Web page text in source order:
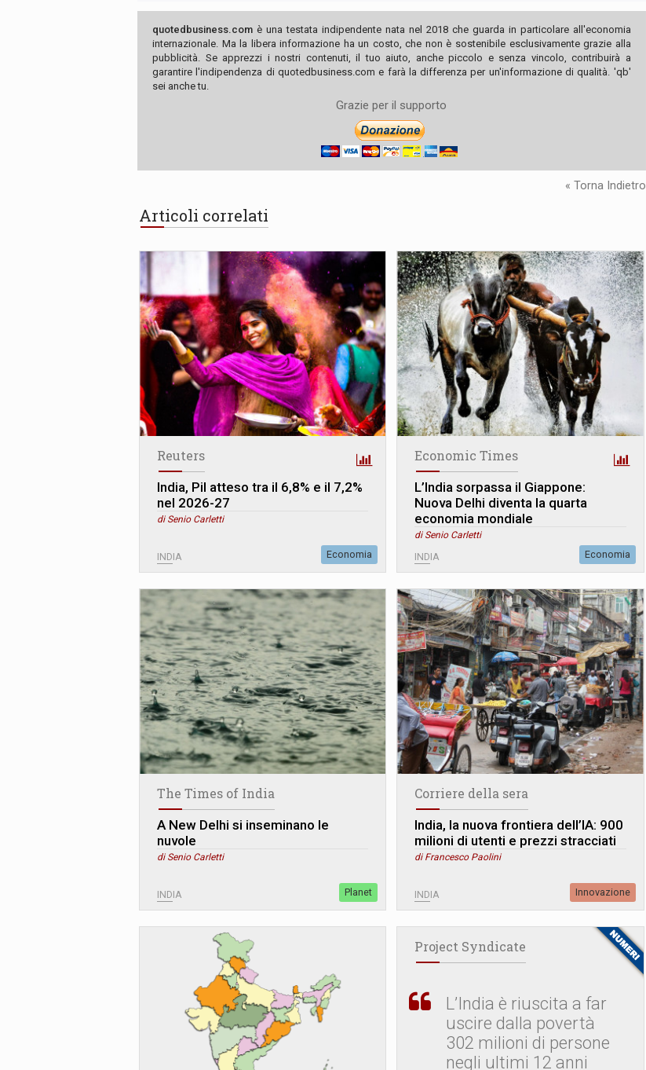
quotedbusiness.com è una testata indipendente nata nel 2018 che guarda in particolare all'economia
internazionale. Ma la libera informazione ha un costo, che non è sostenibile esclusivamente grazie alla
pubblicità. Se apprezzi i nostri contenuti, il tuo aiuto, anche piccolo e senza vincolo, contribuirà a
garantire l'indipendenza di quotedbusiness.com e farà la differenza per un'informazione di qualità. 'qb'
sei anche tu.
Grazie per il supporto
« Torna Indietro
Articoli correlati
Reuters
India, Pil atteso tra il 6,8% e il 7,2%
nel 2026-27
di Senio Carletti
INDIA Economia
Economic Times
L’India sorpassa il Giappone:
Nuova Delhi diventa la quarta
economia mondiale
di Senio Carletti
INDIA Economia
The Times of India
A New Delhi si inseminano le
nuvole
di Senio Carletti
INDIA Planet
Corriere della sera
India, la nuova frontiera dell’IA: 900
milioni di utenti e prezzi stracciati
di Francesco Paolini
INDIA Innovazione
Project Syndicate
L’India è riuscita a far
uscire dalla povertà
302 milioni di persone
negli ultimi 12 anni